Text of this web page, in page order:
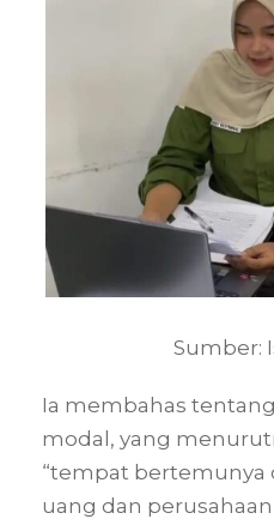
Sumber:
Ia membahas
modal, yang
“tempat bertemunya
uang dan